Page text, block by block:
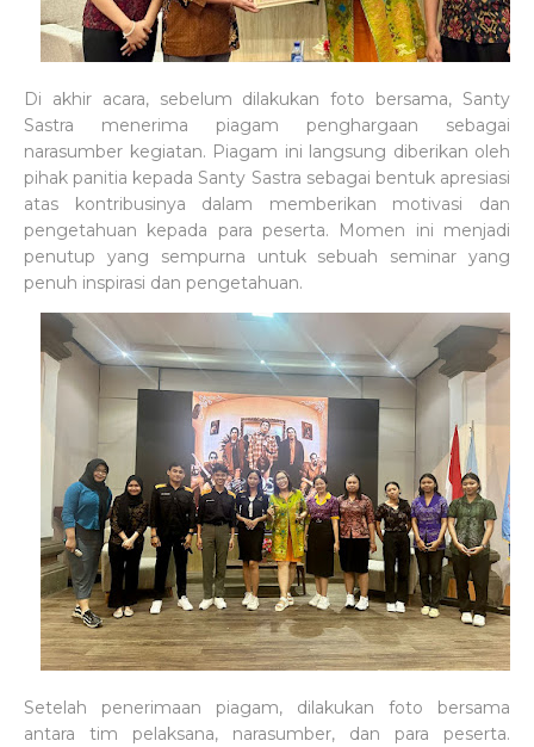
Di akhir acara, sebelum dilakukan foto bersama, Santy
Sastra menerima piagam penghargaan sebagai
narasumber kegiatan. Piagam ini langsung diberikan oleh
pihak panitia kepada Santy Sastra sebagai bentuk apresiasi
atas kontribusinya dalam memberikan motivasi dan
pengetahuan kepada para peserta. Momen ini menjadi
penutup yang sempurna untuk sebuah seminar yang
penuh inspirasi dan pengetahuan.
Setelah penerimaan piagam, dilakukan foto bersama
antara tim pelaksana, narasumber, dan para peserta.